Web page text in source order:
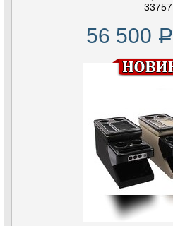
33757
56 500 Р